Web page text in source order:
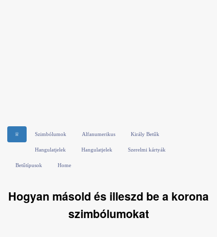
♕ Szimbólumok Alfanumerikus Király Betűk
Hangulatjelek Hangulatjelek Szerelmi kártyák
Betűtípusok Home
Hogyan másold és illeszd be a korona
szimbólumokat